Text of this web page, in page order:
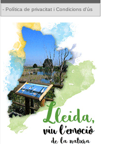
- Política de privacitat i Condicions d'ús